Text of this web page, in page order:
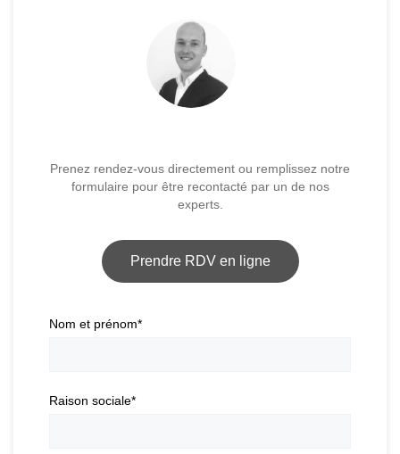
Prenez rendez-vous directement ou remplissez notre
formulaire pour être recontacté par un de nos
experts.
Prendre RDV en ligne
Nom et prénom*
Raison sociale*